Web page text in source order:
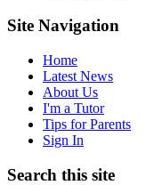
Site Navigation
Home
Latest News
About Us
I'm a Tutor
Tips for Parents
Sign In
Search this site